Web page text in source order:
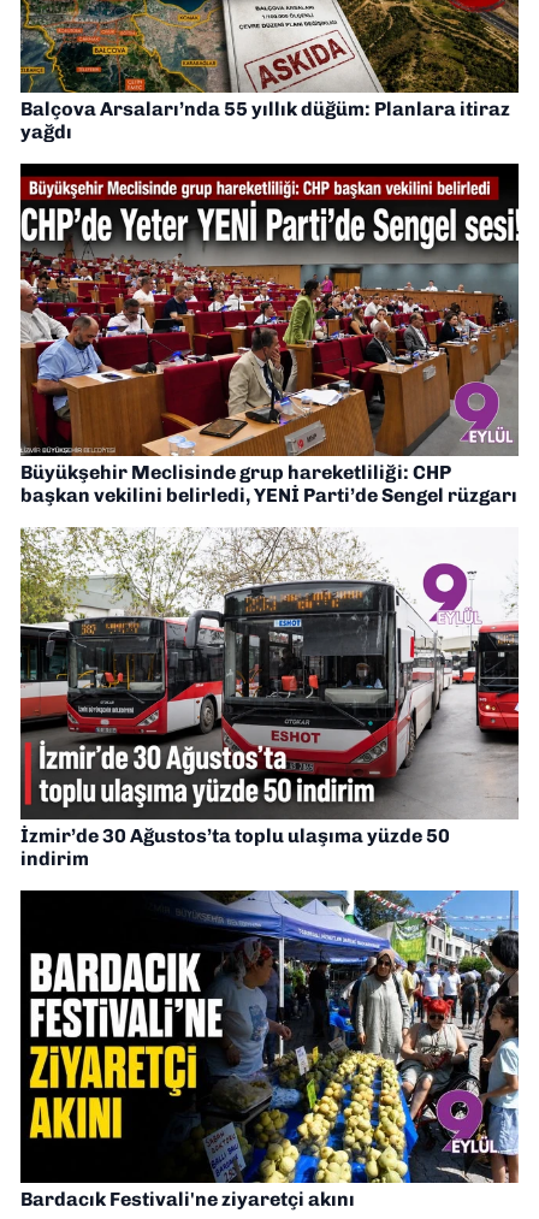
Balçova Arsaları’nda 55 yıllık düğüm: Planlara itiraz
yağdı
Büyükşehir Meclisinde grup hareketliliği: CHP
başkan vekilini belirledi, YENİ Parti’de Sengel rüzgarı
İzmir’de 30 Ağustos’ta toplu ulaşıma yüzde 50
indirim
Bardacık Festivali'ne ziyaretçi akını